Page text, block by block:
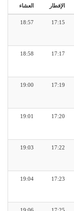
الإفطار العشاء
17:15
18:57
17:17
18:58
17:19
19:00
17:20
19:01
17:22
19:03
17:23
19:04